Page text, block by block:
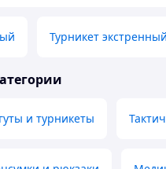
Турникет экстренный
и турникеты